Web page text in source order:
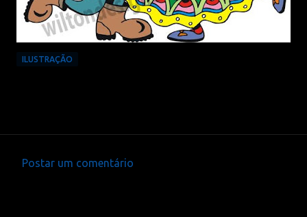
ILUSTRAÇÃO
Postar um comentário